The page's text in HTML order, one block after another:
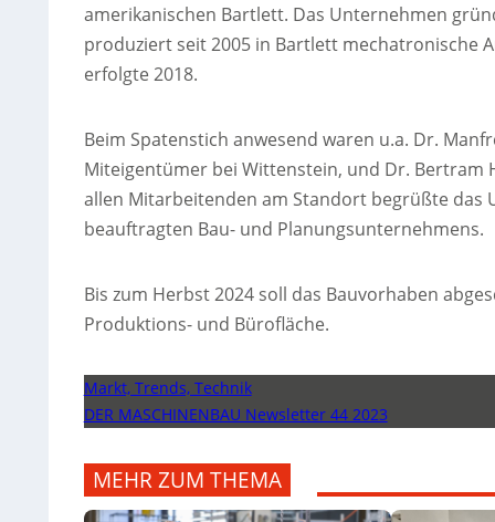
amerikanischen Bartlett. Das Unternehmen
produziert seit 2005 in Bartlett mechatronische
erfolgte 2018.
Beim Spatenstich anwesend waren u.a. Dr.
Miteigentümer bei Wittenstein, und Dr.
allen Mitarbeitenden am Standort begrüßte
beauftragten Bau- und Planungsunternehmens.
Bis zum Herbst 2024 soll das Bauvorhaben
Produktions- und Bürofläche.
Markt, Trends, Technik
DER MASCHINENBAU Newsletter 44 2023
MEHR ZUM THEMA